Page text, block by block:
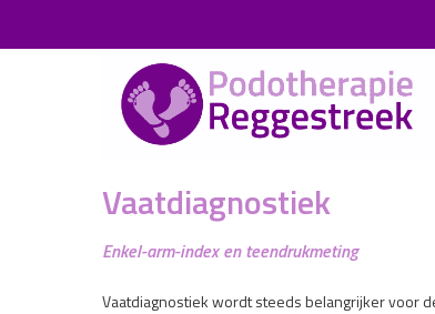
Vaatdiagnostiek
Enkel-arm-index en teendrukmeting
Vaatdiagnostiek wordt steeds belangrijker voor